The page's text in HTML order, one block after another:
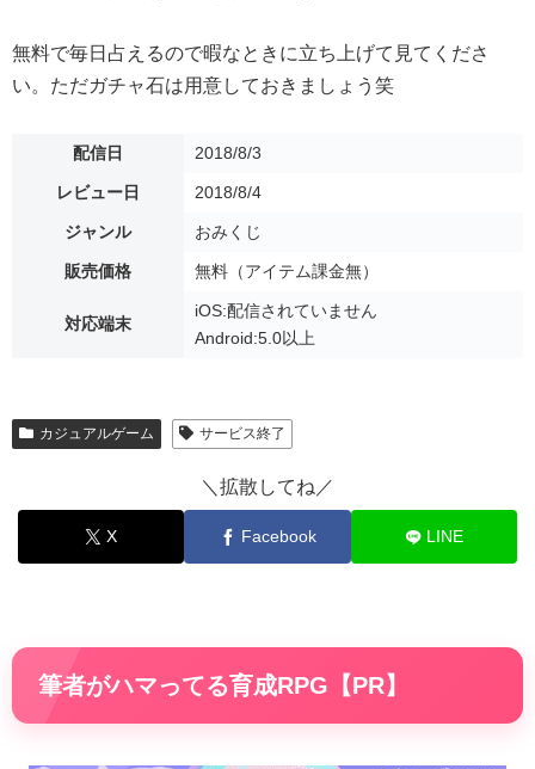
無料で毎日占えるので暇なときに立ち上げて見てくださ
い。ただガチャ石は用意しておきましょう笑
配信日 2018/8/3
レビュー日 2018/8/4
ジャンル おみくじ
販売価格 無料（アイテム課金無）
対応端末
iOS:配信されていません
Android:5.0以上
カジュアルゲーム サービス終了
＼拡散してね／
X Facebook LINE
筆者がハマってる育成RPG【PR】